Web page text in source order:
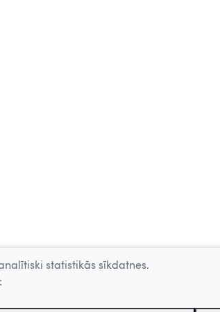
statistikās sīkdatnes.